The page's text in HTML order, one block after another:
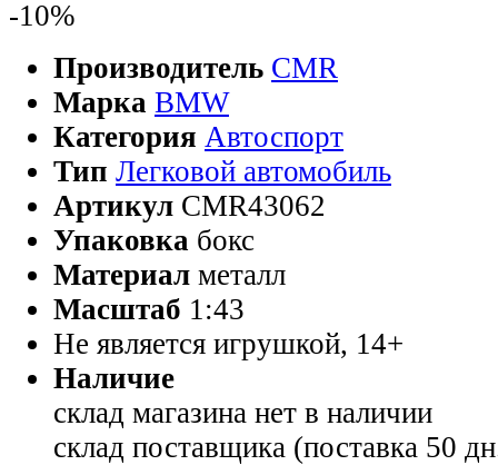
-10%
Производитель CMR
Марка BMW
Категория Автоспорт
Тип Легковой автомобиль
Артикул CMR43062
Упаковка бокс
Материал металл
Масштаб 1:43
Не является игрушкой, 14+
Наличие
склад магазина нет в наличии
склад поставщика (поставка 50